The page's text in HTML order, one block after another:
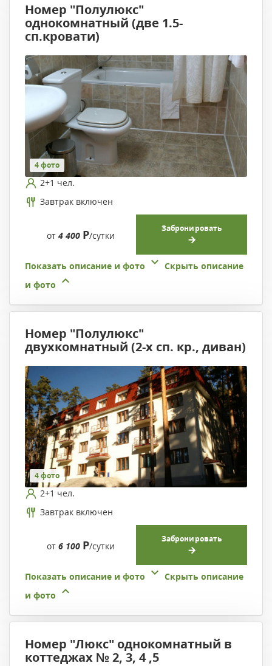
Номер "Полулюкс"
однокомнатный (две 1.5-
сп.кровати)
4 фото
2+1 чел.
Завтрак включен
от 4 400 Р/сутки
Забронировать
Показать описание и фото
Скрыть описание
и фото
Номер "Полулюкс"
двухкомнатный (2-х сп. кр., диван)
4 фото
2+1 чел.
Завтрак включен
от 6 100 Р/сутки
Забронировать
Показать описание и фото
Скрыть описание
и фото
Номер "Люкс" однокомнатный в
коттеджах № 2, 3, 4 ,5